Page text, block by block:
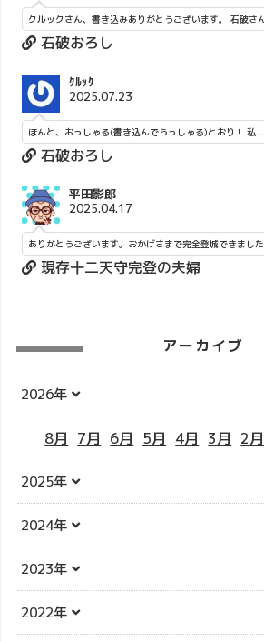
クルックさん、書き込みありがとうございます。 石破さ
石破おろし
ｸﾙｯｸ
2025.07.23
ほんと、おっしゃる(書き込んでらっしゃる)とおり！ 私...
石破おろし
平田影郎
2025.04.17
ありがとうございます。おかげさまで完全登城できまし
現存十二天守完登の夫婦
アーカイブ
2026年
8月 7月 6月 5月 4月 3月 2月
2025年
2024年
2023年
2022年